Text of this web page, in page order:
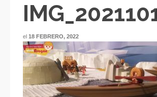
el 18 FEBRERO, 2022